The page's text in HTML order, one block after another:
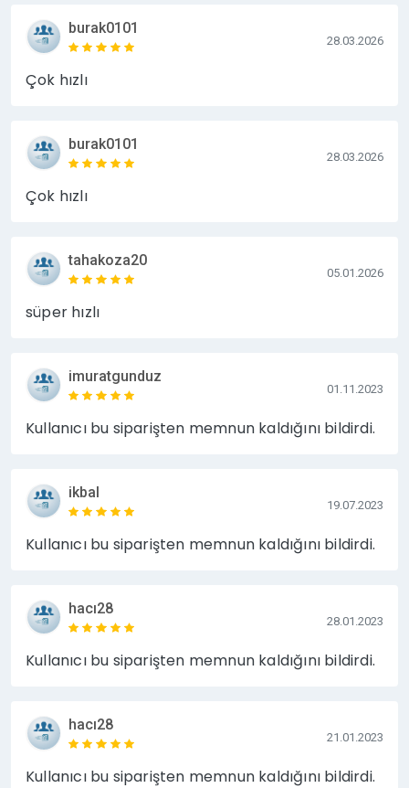
burak0101
28.03.2026
Çok hızlı
burak0101
28.03.2026
Çok hızlı
tahakoza20
05.01.2026
süper hızlı
imuratgunduz
01.11.2023
Kullanıcı bu siparişten memnun kaldığını bildirdi.
ikbal
19.07.2023
Kullanıcı bu siparişten memnun kaldığını bildirdi.
hacı28
28.01.2023
Kullanıcı bu siparişten memnun kaldığını bildirdi.
hacı28
21.01.2023
Kullanıcı bu siparişten memnun kaldığını bildirdi.